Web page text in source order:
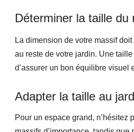
Déterminer la taille du
La dimension de votre massif
au reste de votre jardin. Une
d’assurer un bon équilibre visuel
Adapter la taille au
Pour un espace grand, n’hésitez